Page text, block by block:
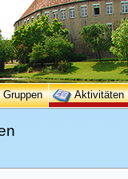
Gruppen Aktivitäten